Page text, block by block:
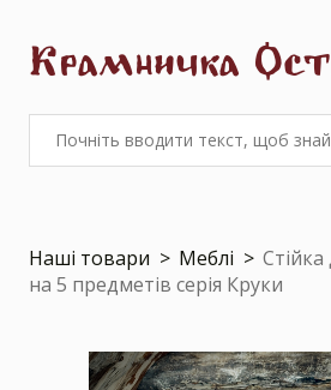
Крамничка
Наші товари Меблі
Стійка
на 5 предметів серія Круки